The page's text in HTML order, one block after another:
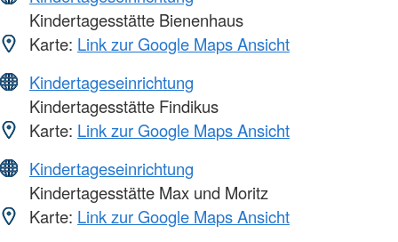
Kindertagesstätte Bienenhaus
Karte: Link zur Google Maps Ansicht
Kindertageseinrichtung
Kindertagesstätte Findikus
Karte: Link zur Google Maps Ansicht
Kindertageseinrichtung
Kindertagesstätte Max und Moritz
Karte: Link zur Google Maps Ansicht